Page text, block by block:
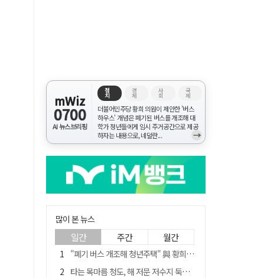
mWiz
0700
AI 뉴스브리핑
정
치
경
제
사
회
국
제
더불어민주당 황희 의원이 제안한 '버스
하우스' 개념은 폐기된 버스를 개조해 대
학가 청년들에게 임시 주거공간으로 제공
하자는 내용으로, 네덜란...
→
많이 본 뉴스
일간 주간 월간
"폐기 버스 개조해 청년주택" 與 황희…'딸 학비는 年 4200만원'
타는 목마름 청도, 해 저문 저수지 둑에 군수가 서 있었다